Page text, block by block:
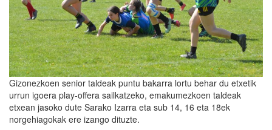
Gizonezkoen senior taldeak puntu bakarra lortu behar du etxetik
urrun igoera play-offera sailkatzeko, emakumezkoen taldeak
etxean jasoko dute Sarako Izarra eta sub 14, 16 eta 18ek
norgehiagokak ere izango dituzte.